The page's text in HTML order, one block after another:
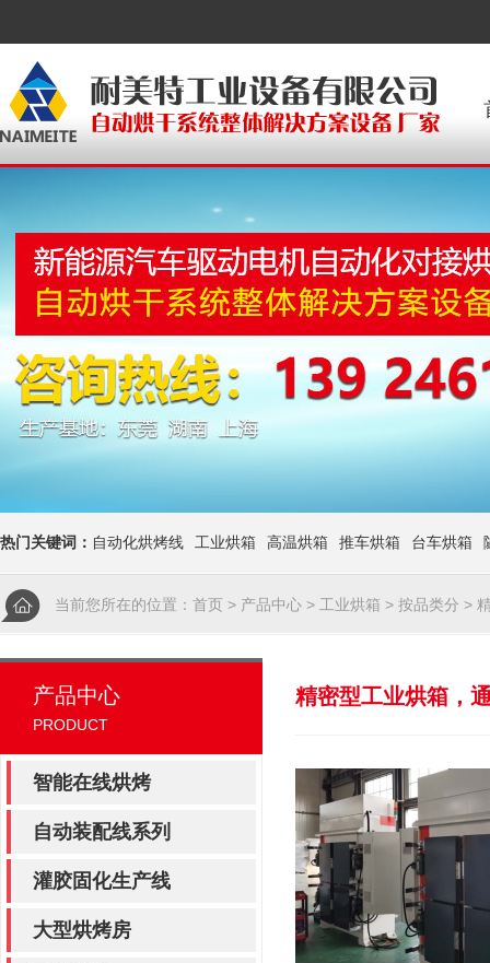
热门关键词： 自动化烘烤线 工业烘箱 高温烘箱 推车烘箱 台车烘箱
当前您所在的位置： 首页 > 产品中心 > 工业烘箱 > 按品类分 >
产品中心
PRODUCT
智能在线烘烤
自动装配线系列
灌胶固化生产线
大型烘烤房
精密型工业烘箱，